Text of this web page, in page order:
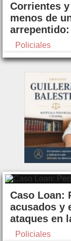
Corrientes
menos de
Policiales
Caso Loan:
acusados y
ataques en
Policiales